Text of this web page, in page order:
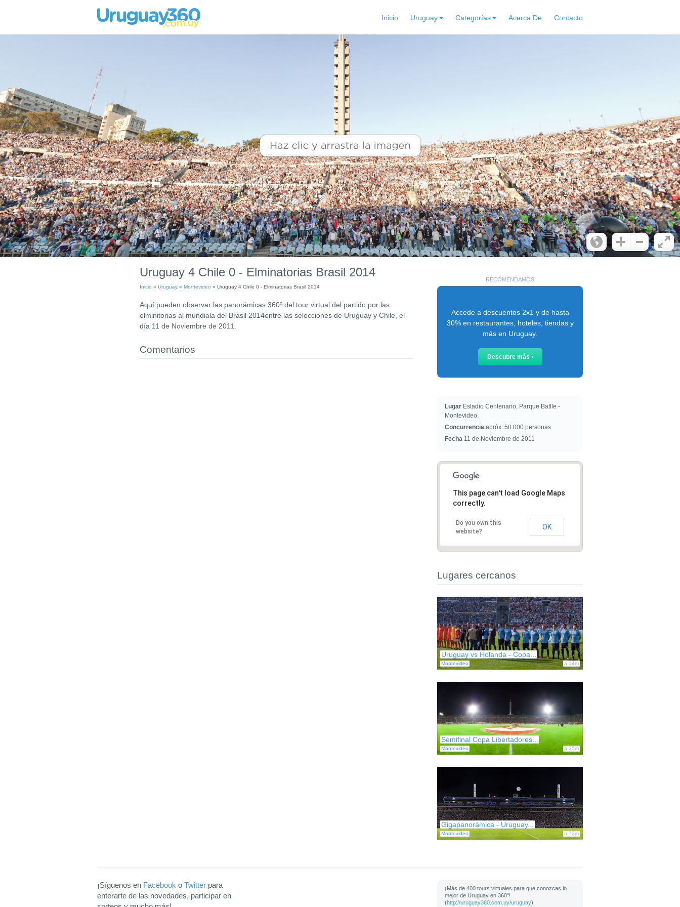
Inicio Uruguay Categorías Acerca De Contacto
Uruguay 4 Chile 0 - Elminatorias Brasil 2014
Inicio » Uruguay » Montevideo » Uruguay 4 Chile 0 - Elminatorias Brasil 2014
Aquí pueden observar las panorámicas 360º del tour virtual del partido por las
elminitorias al mundiala del Brasil 2014entre las selecciones de Uruguay y Chile, el
día 11 de Noviembre de 2011.
Comentarios
RECOMENDAMOS
Accede a descuentos 2x1 y de hasta
30% en restaurantes, hoteles, tiendas y
más en Uruguay.
Descubre más ›
Lugar Estadio Centenario, Parque Batlle -
Montevideo.
Concurrencia apróx. 50.000 personas
Fecha 11 de Noviembre de 2011
This page can't load Google Maps
correctly.
Do you own this
website?
OK
Lugares cercanos
Montevideo
Uruguay vs Holanda - Copa...
a 14m
Montevideo
Semifinal Copa Libertadores...
a 35m
Montevideo
Gigapanorámica - Uruguay...
a 72m
¡Síguenos en Facebook o Twitter para
enterarte de las novedades, participar en
¡Más de 400 tours virtuales para que conozcas lo
mejor de Uruguay en 360°!
(http://uruguay360.com.uy/uruguay)